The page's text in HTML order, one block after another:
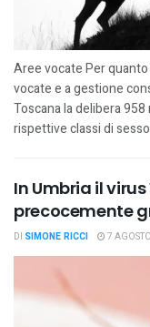
Aree vocate Per
vocate e a gestione
Toscana la delibera
rispettive classi di
In Umbria il
precocemente
DI SIMONE RICCI 7